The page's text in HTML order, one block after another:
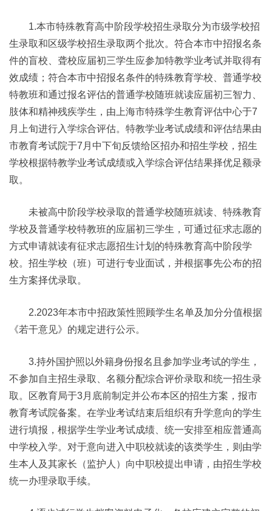
1.本市特殊教育高中阶段学校招生录取分为市级学校招
生录取和区级学校招生录取两个批次。符合本市中招报名条
件的盲校、聋校应届初三学生应参加特教学业考试并取得有
效成绩；符合本市中招报名条件的特殊教育学校、普通学校
特教班和通过报名评估的普通学校随班就读应届初三智力、
肢体和精神残疾学生，由上海市特殊学生教育评估中心于7
月上旬进行入学综合评估。特教学业考试成绩和评估结果由
市教育考试院于7月中下旬反馈给区招办和招生学校，招生
学校根据特教学业考试成绩或入学综合评估结果择优足额录
取。
未被高中阶段学校录取的普通学校随班就读、特殊教育
学校及普通学校特教班的应届初三学生，可通过征求志愿的
方式申请就读有征求志愿招生计划的特殊教育高中阶段学
校。招生学校（班）可进行专业面试，并根据事先公布的招
生方案择优录取。
2.2023年本市中招政策性照顾学生名单及加分分值根据
《若干意见》的规定进行公示。
3.持外国护照以外籍身份报名且参加学业考试的学生，
不参加自主招生录取、名额分配综合评价录取和统一招生录
取。区教育局于3月底前制定并公布本区的招生方案，报市
教育考试院备案。在学业考试结束后组织有升学意向的学生
进行填报，根据学生学业考试成绩、统一安排至相应普通高
中学校入学。对于意向进入中职校就读的该类学生，则由学
生本人及其家长（监护人）向中职校提出申请，由招生学校
统一办理录取手续。